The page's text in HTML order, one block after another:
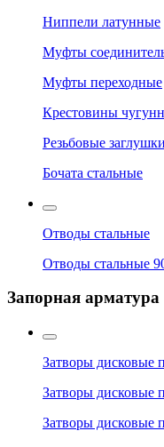
Ниппели латунные
Муфты
Муфты переходные
Крестовины
Резьбовые
Бочата стальные
Отводы стальные
Отводы стальные
Запорная арматура
Затворы дисковые
Затворы дисковые
Затворы дисковые